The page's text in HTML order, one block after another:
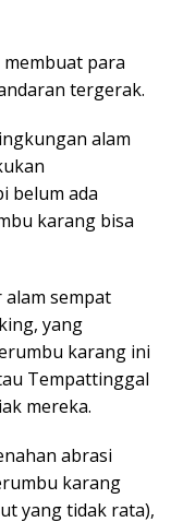
para
tergerak.
alam
belum ada
karang bisa
sempat
yang
karang ini
Tempattinggal
mereka.
abrasi
karang
yang tidak rata),